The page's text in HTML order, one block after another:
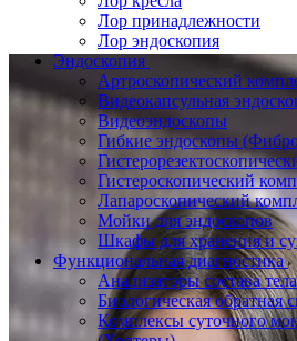
Лор принадлежности
Лор эндоскопия
Эндоскопия
Артроскопический
Видеокапсульная
Видеоэндоскопы
Гибкие эндоскопы
Гистероскопический
Лапароскопический
Мойки для эндоскопов
Шкафы для хранения и
Функциональная диагностика
Анализаторы состава тела
Биологическая обратная
Комплексы суточного